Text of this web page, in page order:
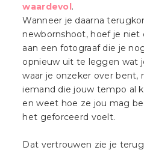
waardevol.
Wanneer je daarna
newbornshoot, hoef je niet
aan een fotograaf die je
opnieuw uit te leggen wat
waar je onzeker over bent,
iemand die jouw tempo al
en weet hoe ze jou mag
het geforceerd voelt.
Dat vertrouwen zie je